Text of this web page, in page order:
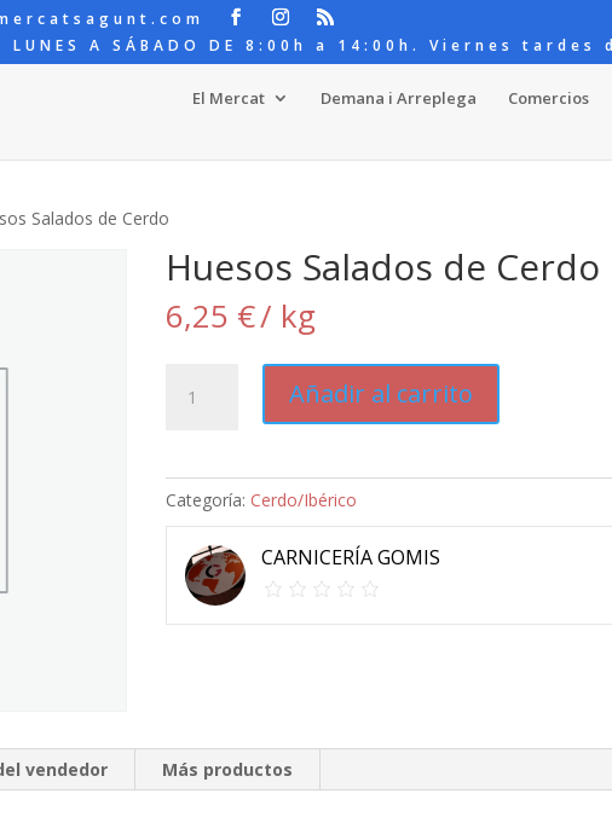
LUNES A SÁBADO DE 8:00h a 14:00h. Viernes tardes
El Mercat Demana i Arreplega Comercios
Salados de Cerdo
Huesos Salados de Cerdo
6,25 €/ kg
Salados
cantidad
Añadir al carrito
Categoría: Cerdo/Ibérico
CARNICERÍA GOMIS
vendedor Más productos